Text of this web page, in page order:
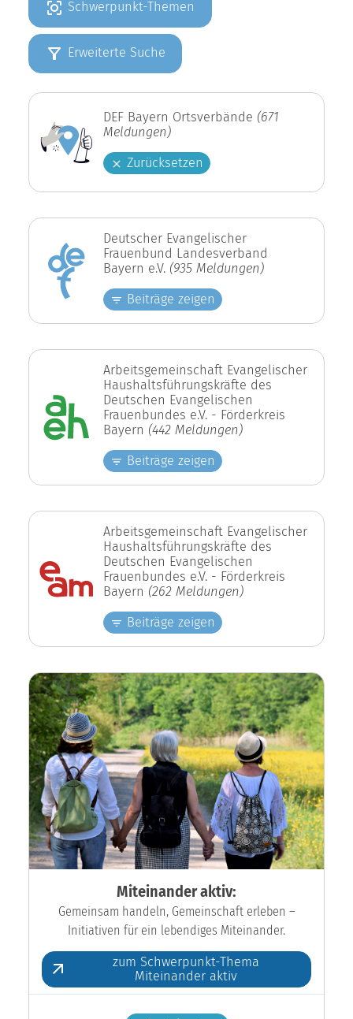
Schwerpunkt-Themen
Erweiterte Suche
DEF Bayern Ortsverbände (671
Meldungen)
Zurücksetzen
Deutscher Evangelischer
Frauenbund Landesverband
Bayern e.V. (935 Meldungen)
Beiträge zeigen
Arbeitsgemeinschaft Evangelischer
Haushaltsführungskräfte des
Deutschen Evangelischen
Frauenbundes e.V. - Förderkreis
Bayern (442 Meldungen)
Beiträge zeigen
Arbeitsgemeinschaft Evangelischer
Haushaltsführungskräfte des
Deutschen Evangelischen
Frauenbundes e.V. - Förderkreis
Bayern (262 Meldungen)
Beiträge zeigen
Miteinander aktiv:
Gemeinsam handeln, Gemeinschaft erleben –
Initiativen für ein lebendiges Miteinander.
zum Schwerpunkt-Thema
Miteinander aktiv